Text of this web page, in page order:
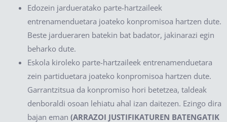
Edozein jardueratako parte-hartzaileek
entrenamenduetara joateko konpromisoa hartzen dute.
Beste jardueraren batekin bat badator, jakinarazi egin
beharko dute.
Eskola kiroleko parte-hartzaileek entrenamenduetara
zein partiduetara joateko konpromisoa hartzen dute.
Garrantzitsua da konpromiso hori betetzea, taldeak
denboraldi osoan lehiatu ahal izan daitezen. Ezingo dira
bajan eman (ARRAZOI JUSTIFIKATUREN BATENGATIK